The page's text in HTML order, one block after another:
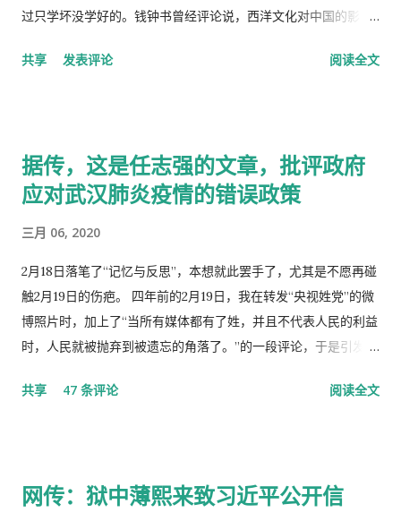
过只学坏没学好的。钱钟书曾经评论说，西洋文化对中国的影
不是老师往学生头上戴，而是学生往老师头上戴。
共享 发表评论 阅读全文
据传，这是任志强的文章，批评政府
应对武汉肺炎疫情的错误政策
三月 06, 2020
2月18日落笔了“记忆与反思”，本想就此罢手了，尤其是不愿再碰
触2月19日的伤疤。 四年前的2月19日，我在转发“央视姓党”的微
博照片时，加上了“当所有媒体都有了姓，并且不代表人民的利益
时，人民就被抛弃到被遗忘的角落了。”的一段评论，于是引发了
分！因此，每年的2月19日我都坚决的放下手中的笔，以守护曾经
病共同伤害的结果。 几天之后媒体上、网络上疯传着2月23日中
共享 47 条评论 阅读全文
网传：狱中薄熙来致习近平公开信